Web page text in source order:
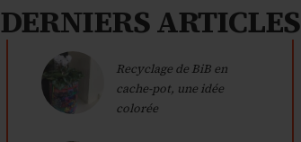
DERNIERS ARTICLES
Recyclage de BiB en
cache-pot, une idée
colorée